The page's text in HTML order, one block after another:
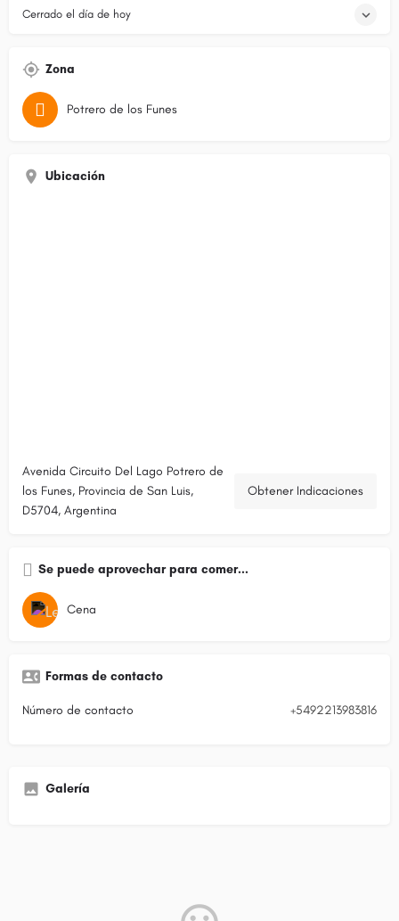
Cerrado el día de hoy
Zona
Potrero de los Funes
Ubicación
Avenida Circuito Del Lago Potrero de
los Funes, Provincia de San Luis,
D5704, Argentina
Obtener Indicaciones
Se puede aprovechar para comer...
Cena
Formas de contacto
Número de contacto +5492213983816
Galería